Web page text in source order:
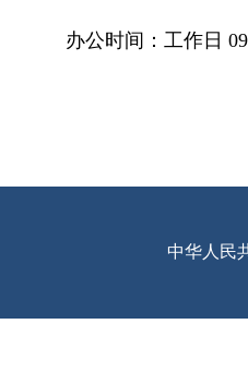
：工作日
中华人民